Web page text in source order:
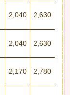
2,040 2,630
2,040 2,630
2,170 2,780